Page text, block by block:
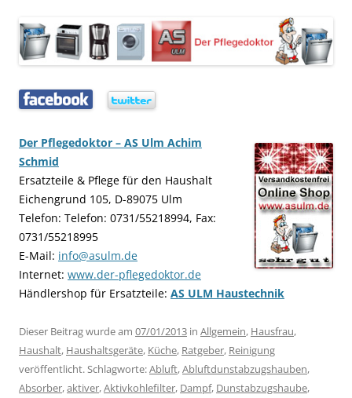
Der Pflegedoktor – AS Ulm Achim
Schmid
Ersatzteile & Pflege für den Haushalt
Eichengrund 105, D-89075 Ulm
Telefon: Telefon: 0731/55218994, Fax:
0731/55218995
E-Mail: info@asulm.de
Internet: www.der-pflegedoktor.de
Händlershop für Ersatzteile: AS ULM Haustechnik
Dieser Beitrag wurde am 07/01/2013 in Allgemein, Hausfrau,
Haushalt, Haushaltsgeräte, Küche, Ratgeber, Reinigung
veröffentlicht. Schlagworte:Abluft,Abluftdunstabzugshauben,
Absorber,aktiver,Aktivkohlefilter, Dampf, Dunstabzugshaube,